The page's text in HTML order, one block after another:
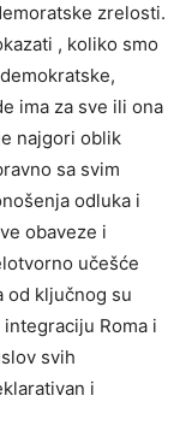
zrelosti.
, koliko smo
ima za sve ili ona
najgori oblik
sa svim
odluka i
obaveze i
učešće
od ključnog su
Roma i
svih
i